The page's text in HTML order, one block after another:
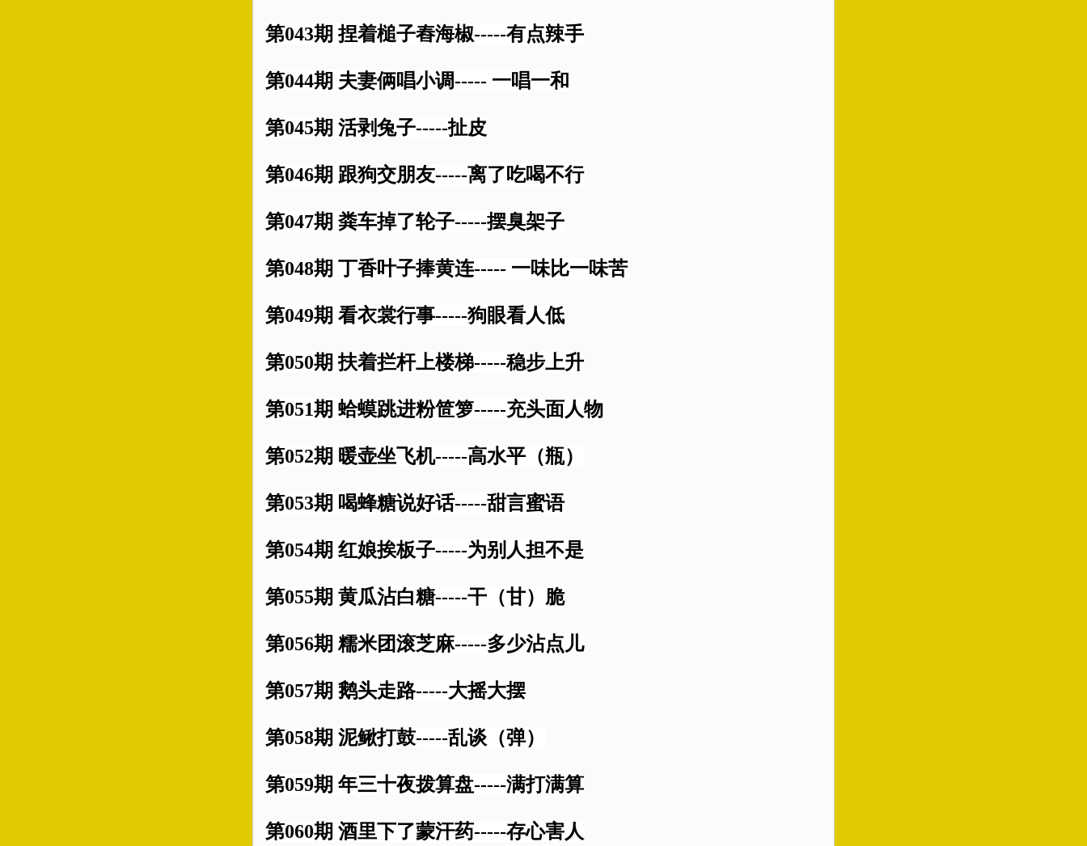
第043期 捏着槌子舂海椒-----有点辣手
第044期 夫妻俩唱小调----- 一唱一和
第045期 活剥兔子-----扯皮
第046期 跟狗交朋友-----离了吃喝不行
第047期 粪车掉了轮子-----摆臭架子
第048期 丁香叶子捧黄连----- 一味比一味苦
第049期 看衣裳行事-----狗眼看人低
第050期 扶着拦杆上楼梯-----稳步上升
第051期 蛤蟆跳进粉笸箩-----充头面人物
第052期 暖壶坐飞机-----高水平（瓶）
第053期 喝蜂糖说好话-----甜言蜜语
第054期 红娘挨板子-----为别人担不是
第055期 黄瓜沾白糖-----干（甘）脆
第056期 糯米团滚芝麻-----多少沾点儿
第057期 鹅头走路-----大摇大摆
第058期 泥鳅打鼓-----乱谈（弹）
第059期 年三十夜拨算盘-----满打满算
第060期 酒里下了蒙汗药-----存心害人